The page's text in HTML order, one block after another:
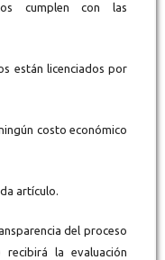
cumplen con las
están licenciados por
costo económico
artículo.
del proceso
la evaluación